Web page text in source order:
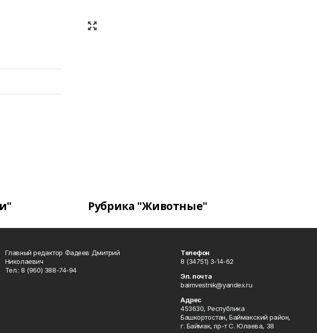
Рубрика "Животные"
Главный редактор Фадеев Дмитрий
Николаевич
Тел.: 8 (960) 388-74-94
Телефон
8 (34751) 3-14-62
Эл. почта
baimvestnik@yandex.ru
Адрес
453630, Республика
Башкортостан, Баймакский район,
г. Баймак, пр-т С. Юлаева, 38